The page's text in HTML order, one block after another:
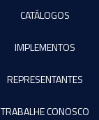
CATÁLOGOS
IMPLEMENTOS
REPRESENTANTES
TRABALHE CONOSCO